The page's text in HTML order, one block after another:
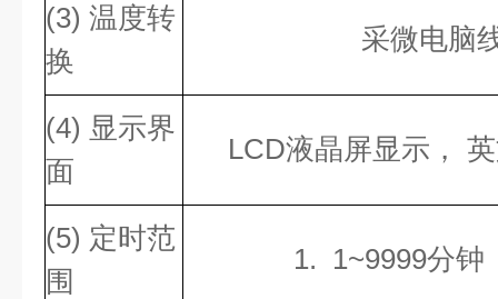
(3) 温度转
换
采微电脑
(4) 显示界
面
LCD液晶屏显示，
(5) 定时范
围
1. 1~9999分钟